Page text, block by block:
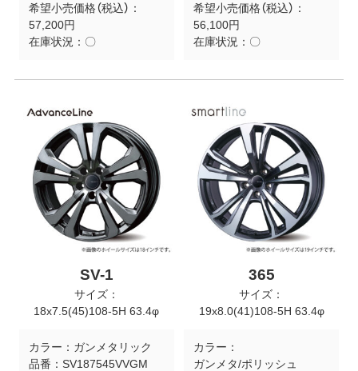
希望小売価格（税込）：
57,200円
在庫状況： 〇
希望小売価格（税込）：
56,100円
在庫状況： 〇
SV-1
サイズ：
18x7.5(45)108-5H 63.4φ
カラー： ガンメタリック
品番： SV187545VVGM
365
サイズ：
19x8.0(41)108-5H 63.4φ
カラー：
ガンメタ/ポリッシュ